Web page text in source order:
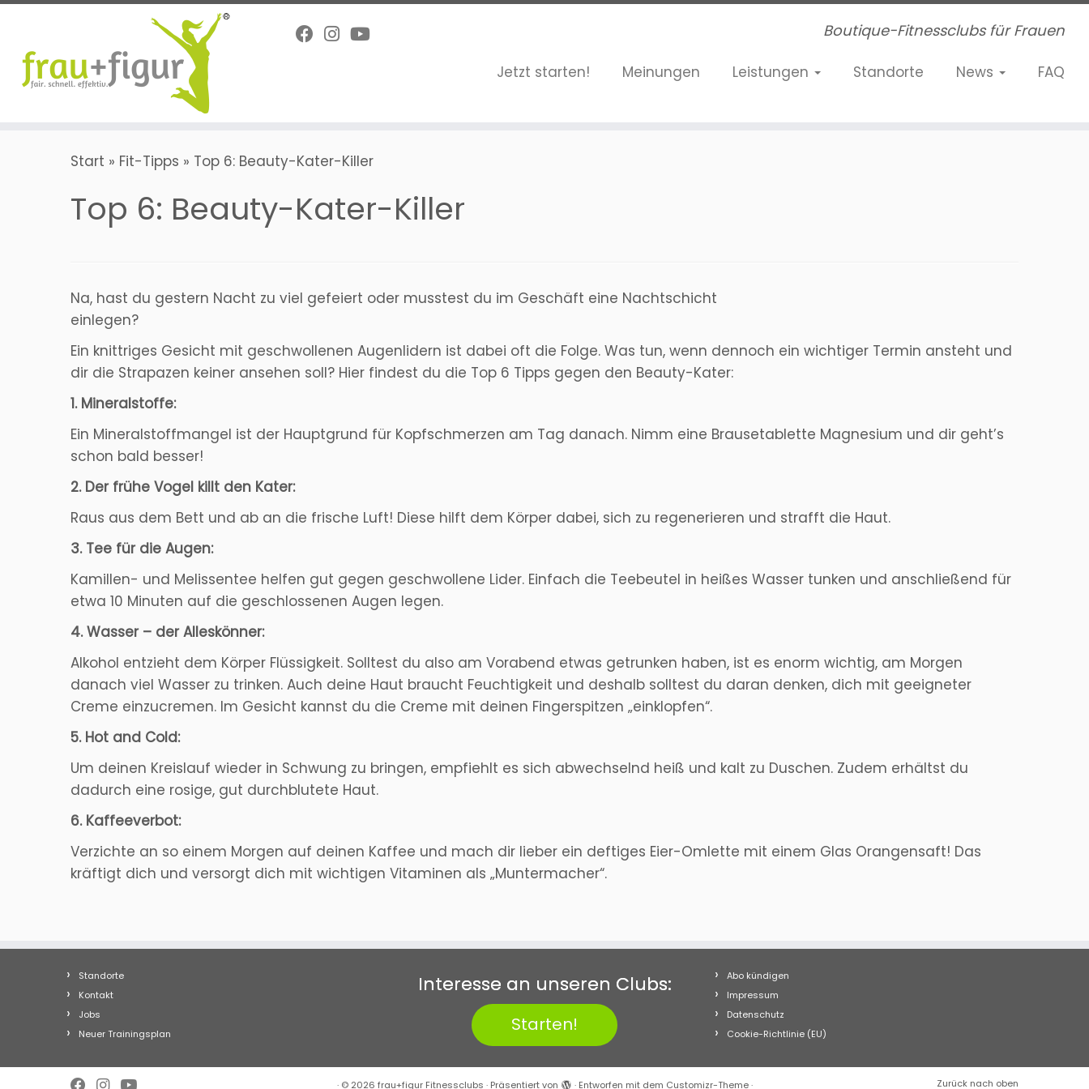
Zum
springen
Boutique-Fitnessclubs für Frauen
Jetzt starten! Meinungen Leistungen Standorte News FAQ
Start » Fit-Tipps » Top 6: Beauty-Kater-Killer
Top 6: Beauty-Kater-Killer
Na, hast du gestern Nacht zu viel gefeiert oder musstest du im Geschäft eine Nachtschicht
einlegen?
Ein knittriges Gesicht mit geschwollenen Augenlidern ist dabei oft die Folge. Was tun, wenn dennoch ein wichtiger Termin ansteht und
dir die Strapazen keiner ansehen soll? Hier findest du die Top 6 Tipps gegen den Beauty-Kater:
1. Mineralstoffe:
Ein Mineralstoffmangel ist der Hauptgrund für Kopfschmerzen am Tag danach. Nimm eine Brausetablette Magnesium und dir geht’s
schon bald besser!
2. Der frühe Vogel killt den Kater:
Raus aus dem Bett und ab an die frische Luft! Diese hilft dem Körper dabei, sich zu regenerieren und strafft die Haut.
3. Tee für die Augen:
Kamillen- und Melissentee helfen gut gegen geschwollene Lider. Einfach die Teebeutel in heißes Wasser tunken und anschließend für
etwa 10 Minuten auf die geschlossenen Augen legen.
4. Wasser – der Alleskönner:
Alkohol entzieht dem Körper Flüssigkeit. Solltest du also am Vorabend etwas getrunken haben, ist es enorm wichtig, am Morgen
danach viel Wasser zu trinken. Auch deine Haut braucht Feuchtigkeit und deshalb solltest du daran denken, dich mit geeigneter
Creme einzucremen. Im Gesicht kannst du die Creme mit deinen Fingerspitzen „einklopfen“.
5. Hot and Cold:
Um deinen Kreislauf wieder in Schwung zu bringen, empfiehlt es sich abwechselnd heiß und kalt zu Duschen. Zudem erhältst du
dadurch eine rosige, gut durchblutete Haut.
6. Kaffeeverbot:
Verzichte an so einem Morgen auf deinen Kaffee und mach dir lieber ein deftiges Eier-Omlette mit einem Glas Orangensaft! Das
kräftigt dich und versorgt dich mit wichtigen Vitaminen als „Muntermacher“.
Standorte
Kontakt
Jobs
Neuer Trainingsplan
Interesse an unseren Clubs:
Starten!
Abo kündigen
Impressum
Datenschutz
Cookie-Richtlinie (EU)
· © 2026 frau+figur Fitnessclubs · Präsentiert von · Entworfen mit dem Customizr-Theme· Zurück nach oben